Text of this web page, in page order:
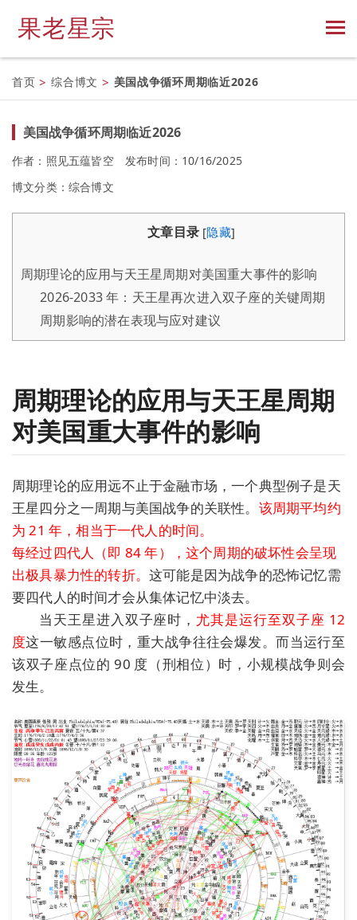
果老星宗
首页 > 综合博文 > 美国战争循环周期临近2026
美国战争循环周期临近2026
作者：照见五蕴皆空
发布时间：10/16/2025
博文分类： 综合博文
文章目录 [隐藏]
周期理论的应用与天王星周期对美国重大事件的影响
2026-2033 年：天王星再次进入双子座的关键周期
周期影响的潜在表现与应对建议
周期理论的应用与天王星周期
对美国重大事件的影响
周期理论的应用远不止于金融市场，一个典型例子是天
王星四分之一周期与美国战争的关联性。 该周期平均约
为 21 年，相当于一代人的时间。
每经过四代人（即 84 年），这个周期的破坏性会呈现
出极具暴力性的转折。 这可能是因为战争的恐怖记忆需
要四代人的时间才会从集体记忆中淡去。
当天王星进入双子座时， 尤其是运行至双子座 12
度这一敏感点位时，重大战争往往会爆发。而当运行至
该双子座点位的 90 度（刑相位）时，小规模战争则会
发生。